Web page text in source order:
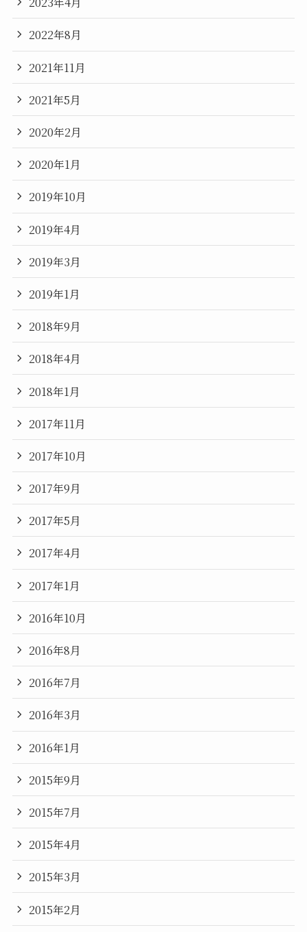
2022年8月
2021年11月
2021年5月
2020年2月
2020年1月
2019年10月
2019年4月
2019年3月
2019年1月
2018年9月
2018年4月
2018年1月
2017年11月
2017年10月
2017年9月
2017年5月
2017年4月
2017年1月
2016年10月
2016年8月
2016年7月
2016年3月
2016年1月
2015年9月
2015年7月
2015年4月
2015年3月
2015年2月